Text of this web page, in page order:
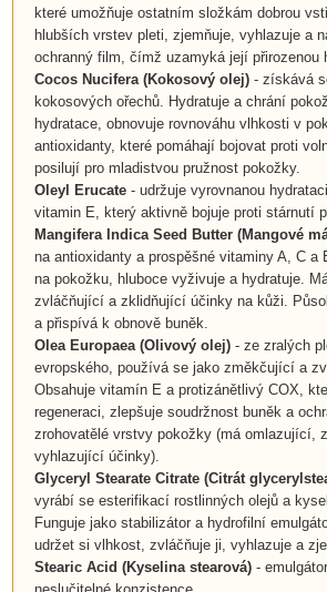
které umožňuje ostatním složkám dobrou
hlubších vrstev pleti, zjemňuje, vyhlazuje a
ochranný film, čímž uzamyká její přirozenou
Cocos Nucifera (Kokosový olej)- získává
kokosových ořechů. Hydratuje a chrání
hydratace, obnovuje rovnováhu vlhkosti v
antioxidanty, které pomáhají bojovat proti
posilují pro mladistvou pružnost pokožky.
Oleyl Erucate- udržuje vyrovnanou
vitamin E, který aktivně bojuje proti stárnutí
Mangifera Indica Seed Butter (Mangové
na antioxidanty a prospěšné vitaminy A, C a
na pokožku, hluboce vyživuje a hydratuje.
zvláčňující a zklidňující účinky na kůži.
a přispívá k obnově buněk.
Olea Europaea(Olivový olej) - ze zralých
evropského, používá se jako změkčující a
Obsahuje vitamín E a protizánětlivý COX,
regeneraci, zlepšuje soudržnost buněk a
zrohovatělé vrstvy pokožky (má omlazující,
vyhlazující účinky).
Glyceryl Stearate Citrate (Citrát
vyrábí se esterifikací rostlinných olejů a
Funguje jako stabilizátor a hydrofilní
udržet si vlhkost, zvláčňuje ji, vyhlazuje a
Stearic Acid (Kyselina stearová)-